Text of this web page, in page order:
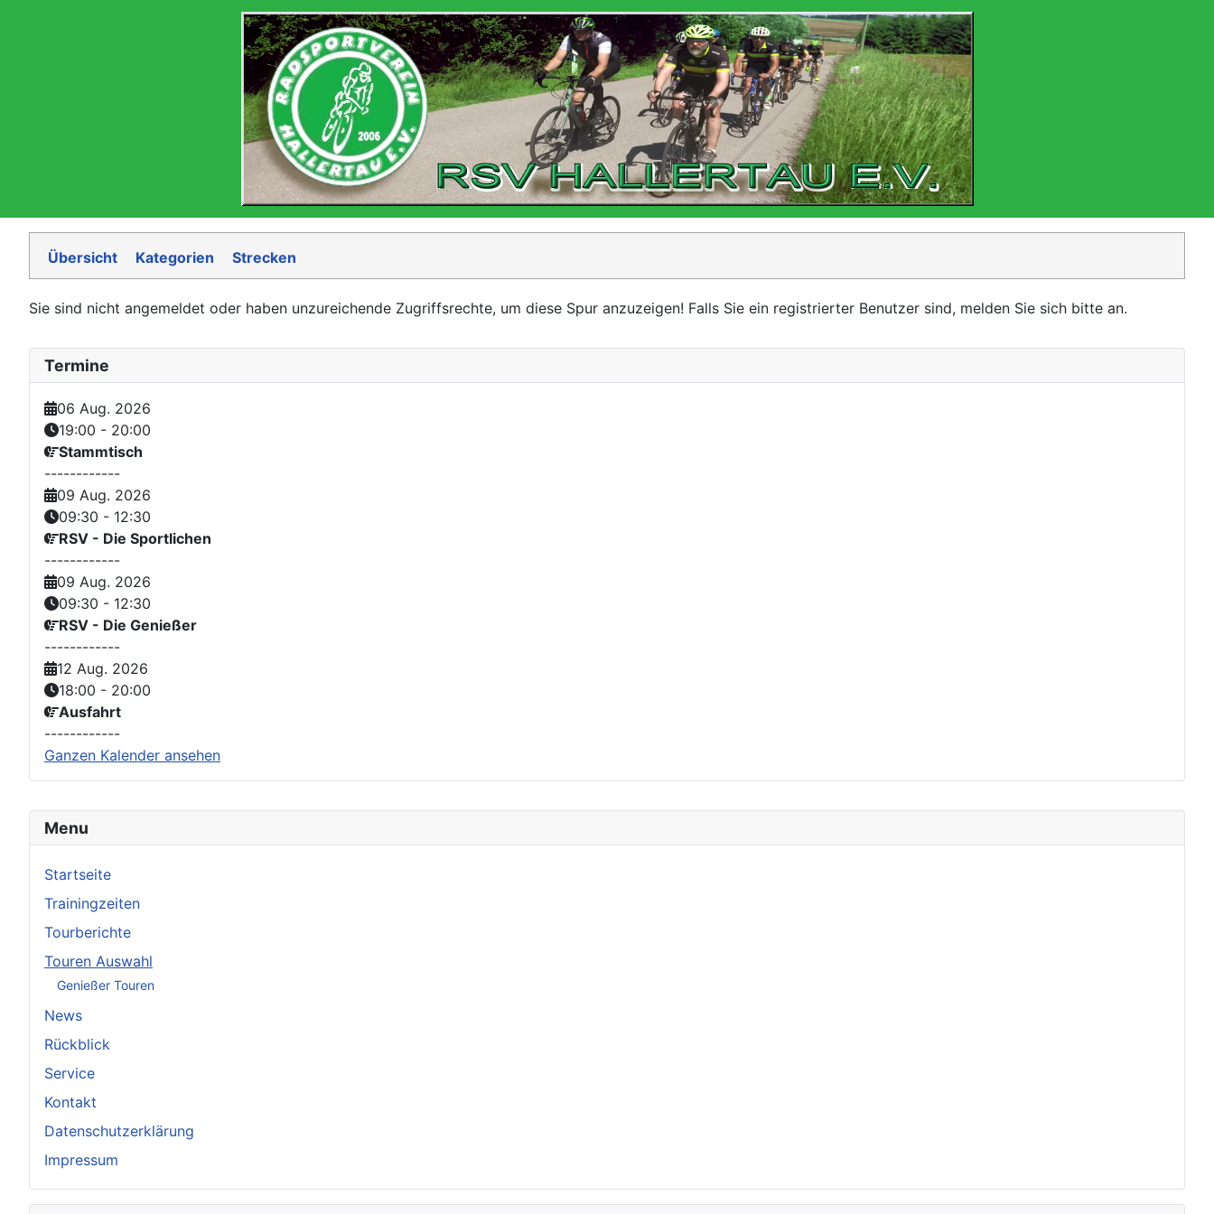
Menu
Startseite
Trainingzeiten
Tourberichte
Touren Auswahl
Genießer Touren
News
Rückblick
Service
Kontakt
Datenschutzerklärung
Impressum
Übersicht Kategorien Strecken
Sie sind nicht angemeldet oder haben unzureichende Zugriffsrechte, um diese Spur anzuzeigen! Falls Sie ein registrierter Benutzer sind, melden Sie sich bitte an.
Termine
06 Aug. 2026
19:00 - 20:00
Stammtisch
------------
09 Aug. 2026
09:30 - 12:30
RSV - Die Sportlichen
------------
09 Aug. 2026
09:30 - 12:30
RSV - Die Genießer
------------
12 Aug. 2026
18:00 - 20:00
Ausfahrt
------------
Ganzen Kalender ansehen